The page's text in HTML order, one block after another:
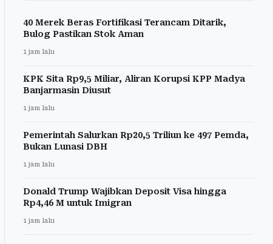
40 Merek Beras Fortifikasi Terancam Ditarik,
Bulog Pastikan Stok Aman
1 jam lalu
KPK Sita Rp9,5 Miliar, Aliran Korupsi KPP Madya
Banjarmasin Diusut
1 jam lalu
Pemerintah Salurkan Rp20,5 Triliun ke 497 Pemda,
Bukan Lunasi DBH
1 jam lalu
Donald Trump Wajibkan Deposit Visa hingga
Rp4,46 M untuk Imigran
1 jam lalu